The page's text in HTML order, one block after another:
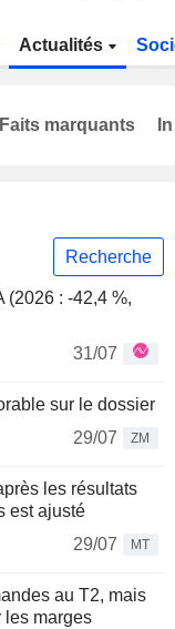
Actualités
Recherche
(2026 : -42,4 %,
31/07
sur le dossier
29/07
ZM
les résultats
est ajusté
29/07
MT
au T2, mais
les marges
Faits marquants